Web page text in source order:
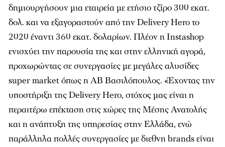
δημιουργήσουν μια εταιρεία με ετήσιο τζίρο 300 εκατ.
δολ. και να εξαγοραστούν από την Delivery Hero το
2020 έναντι 360 εκατ. δολαρίων. Πλέον η Instashop
ενισχύει την παρουσία της και στην ελληνική αγορά,
προχωρώντας σε συνεργασίες με μεγάλες αλυσίδες
super market όπως η ΑΒ Βασιλόπουλος. «Έχοντας την
υποστήριξη της Delivery Hero, στόχος μας είναι η
περαιτέρω επέκταση στις χώρες της Μέσης Ανατολής
και η ανάπτυξη της υπηρεσίας στην Ελλάδα, ενώ
παράλληλα πολλές συνεργασίες με διεθνη brands είναι